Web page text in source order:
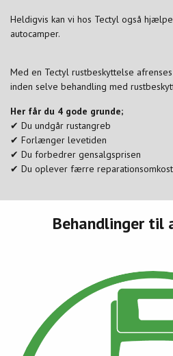
Heldigvis kan vi hos Tectyl også
autocamper.
Med en Tectyl rustbeskyttelse
inden selve behandling med
Her får du 4 gode grunde;
✔ Du undgår rustangreb
✔ Forlænger levetiden
✔ Du forbedrer gensalgsprisen
✔ Du oplever færre
Behandlinger til